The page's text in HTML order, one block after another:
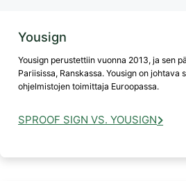
Yousign
Yousign perustettiin vuonna 2013, ja sen
Pariisissa, Ranskassa. Yousign on
ohjelmistojen toimittaja Euroopassa.
SPROOF SIGN VS. YOUSIGN